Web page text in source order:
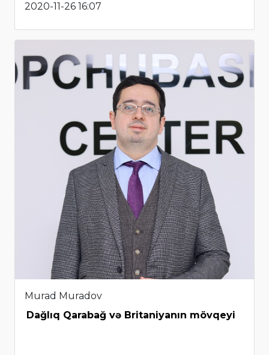
2020-11-26 16:07
Murad Muradov
Dağlıq Qarabağ və Britaniyanın mövqeyi